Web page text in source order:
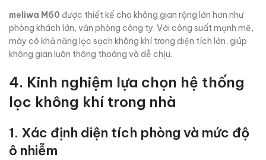
meliwa M60 được thiết kế cho không gian rộng lớn hơn như
phòng khách lớn, văn phòng công ty. Với công suất mạnh mẽ,
máy có khả năng lọc sạch không khí trong diện tích lớn, giúp
không gian luôn thông thoáng và dễ chịu.
4. Kinh nghiệm lựa chọn hệ thống
lọc không khí trong nhà
1. Xác định diện tích phòng và mức độ
ô nhiễm